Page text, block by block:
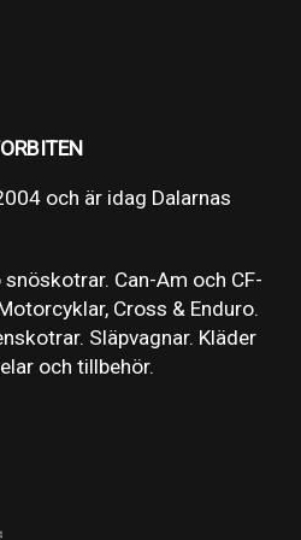
och är idag Dalarnas
Can-Am och CF-
Cross & Enduro.
Släpvagnar. Kläder
och tillbehör.